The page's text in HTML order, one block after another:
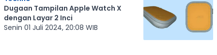
Dugaan Tampilan Apple Watch X
dengan Layar 2 Inci
Senin 01 Juli 2024, 20:08 WIB